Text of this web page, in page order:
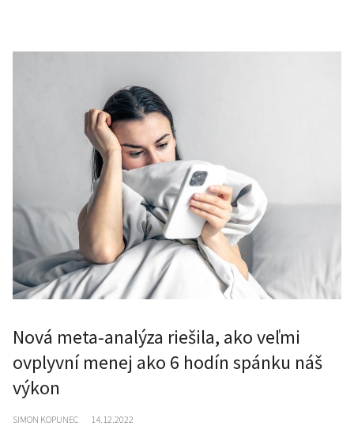
Nová meta-analýza riešila, ako veľmi
ovplyvní menej ako 6 hodín spánku náš
výkon
SIMON KOPUNEC 14.12.2022